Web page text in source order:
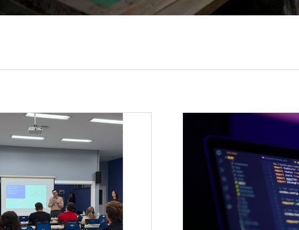
Escolha a vaga que você
vagas para início de curso
vagas a partir do 2º ano de curso